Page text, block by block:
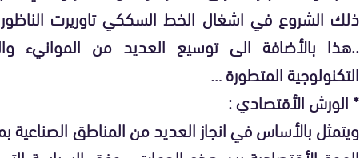
ذلك الشروع في اشغال الخط السككي تاوريرت
..هذا بالأضافة الى توسيع العديد من الموانيء
التكنولوجية المتطورة …
* الورش الأقتصادي :
ويتمثل بالأساس في انجاز العديد من المناطق